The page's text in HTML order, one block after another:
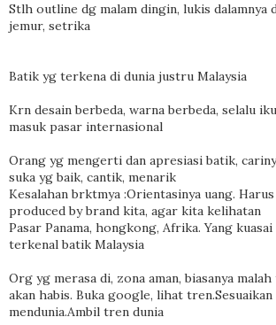
Stlh outline dg malam dingin, lukis dalamnya
jemur, setrika
Batik yg terkena di dunia justru Malaysia
Krn desain berbeda, warna berbeda, selalu
masuk pasar internasional
Orang yg mengerti dan apresiasi batik,
suka yg baik, cantik, menarik
Kesalahan brktmya :Orientasinya uang.
produced by brand kita, agar kita kelihatan
Pasar Panama, hongkong, Afrika. Yang
terkenal batik Malaysia
Org yg merasa di, zona aman, biasanya
akan habis. Buka google, lihat tren.Sesuaikan
mendunia.Ambil tren dunia